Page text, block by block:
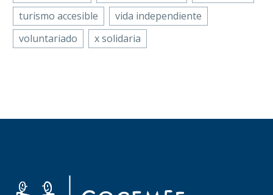
turismo accesible
vida independiente
voluntariado
x solidaria